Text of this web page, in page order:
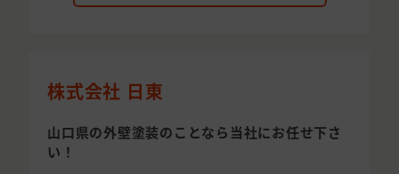
株式会社 日東
山口県の外壁塗装のことなら当社にお任せ下さ
い！